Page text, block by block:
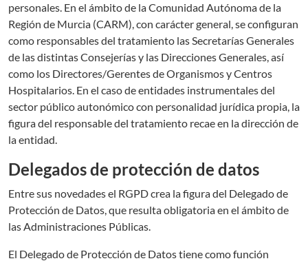
personales. En el ámbito de la Comunidad Autónoma de la
Región de Murcia (CARM), con carácter general, se configuran
como responsables del tratamiento las Secretarías Generales
de las distintas Consejerías y las Direcciones Generales, así
como los Directores/Gerentes de Organismos y Centros
Hospitalarios. En el caso de entidades instrumentales del
sector público autonómico con personalidad jurídica propia, la
figura del responsable del tratamiento recae en la dirección de
la entidad.
Delegados de protección de datos
Entre sus novedades el RGPD crea la figura del Delegado de
Protección de Datos, que resulta obligatoria en el ámbito de
las Administraciones Públicas.
El Delegado de Protección de Datos tiene como función